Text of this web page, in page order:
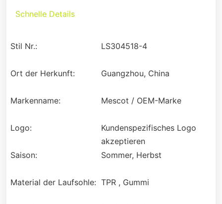
Schnelle Details
Stil Nr.: LS304518-4
Ort der Herkunft: Guangzhou, China
Markenname: Mescot / OEM-Marke
Logo:
Kundenspezifisches Logo
akzeptieren
Saison:
Sommer, Herbst
Material der Laufsohle: TPR , Gummi